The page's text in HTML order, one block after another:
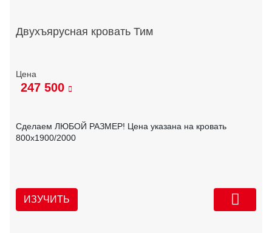
Двухъярусная кровать Тим
247 500
Сделаем ЛЮБОЙ РАЗМЕР! Цена указана на кровать
800х1900/2000
ИЗУЧИТЬ